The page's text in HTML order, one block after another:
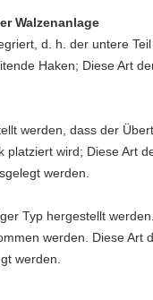
Walzenanlage
d. h. der untere
Haken; Diese Art
werden, dass der
platziert wird; Diese Art
werden.
Typ hergestellt
werden. Diese Art
werden.